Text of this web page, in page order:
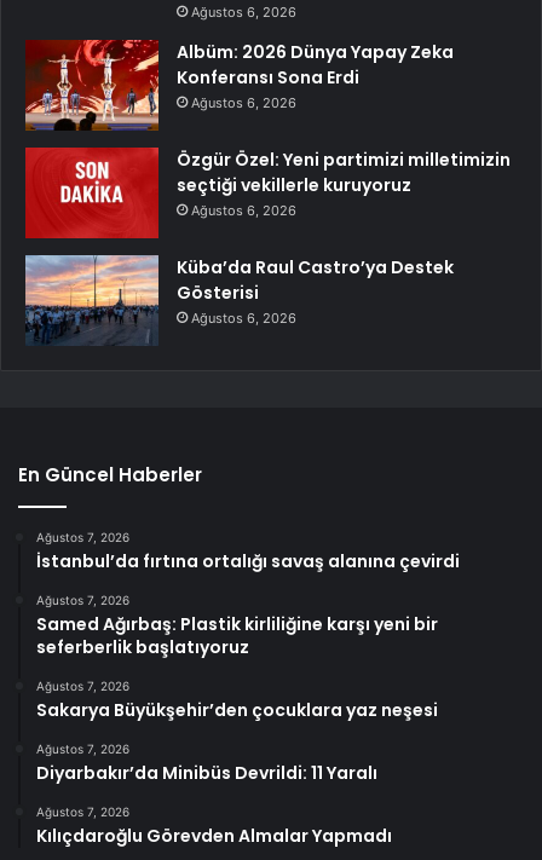
Ağustos 6, 2026
Albüm: 2026 Dünya Yapay Zeka
Konferansı Sona Erdi
Ağustos 6, 2026
Özgür Özel: Yeni partimizi milletimizin
seçtiği vekillerle kuruyoruz
Ağustos 6, 2026
Küba’da Raul Castro’ya Destek
Gösterisi
Ağustos 6, 2026
En Güncel Haberler
Ağustos 7, 2026
İstanbul’da fırtına ortalığı savaş alanına çevirdi
Ağustos 7, 2026
Samed Ağırbaş: Plastik kirliliğine karşı yeni bir
seferberlik başlatıyoruz
Ağustos 7, 2026
Sakarya Büyükşehir’den çocuklara yaz neşesi
Ağustos 7, 2026
Diyarbakır’da Minibüs Devrildi: 11 Yaralı
Ağustos 7, 2026
Kılıçdaroğlu Görevden Almalar Yapmadı